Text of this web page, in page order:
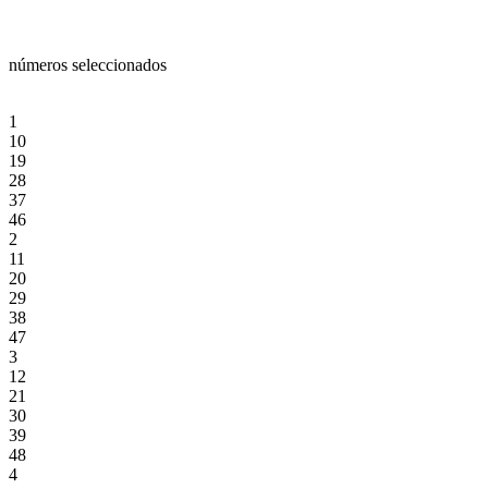
números seleccionados
1
10
19
28
37
46
2
11
20
29
38
47
3
12
21
30
39
48
4